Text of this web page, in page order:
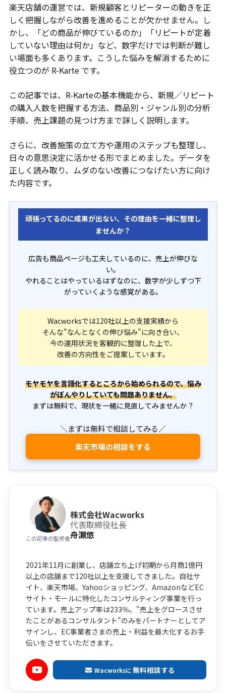
楽天店舗の運営では、新規顧客とリピーターの動きを正
しく把握しながら改善を進めることが欠かせません。し
かし、「どの商品が伸びているのか」「リピートが定着
していない理由は何か」など、数字だけでは判断が難し
い場面も多くあります。こうした悩みを解消するために
役立つのが R-Karte です。
この記事では、R-Karteの基本機能から、新規／リピート
の購入人数を把握する方法、商品別・ジャンル別の分析
手順、売上課題の見つけ方まで詳しく説明します。
さらに、改善施策の立て方や運用のステップも整理し、
日々の意思決定に活かせる形でまとめました。データを
正しく読み取り、ムダのない改善につなげたい方に向け
た内容です。
頑張ってるのに成果が出ない、その理由を一緒に整理し
ませんか？
広告も商品ページも工夫しているのに、売上が伸びな
い。
やれることはやっているはずなのに、数字が少しずつ下
がっていくような感覚がある。
Wacworksでは120社以上の支援実績から
そんな"なんとなくの伸び悩み"に向き合い、
今の運用状況を客観的に整理した上で、
改善の方向性をご提案しています。
モヤモヤを言語化するところから始められるので、悩み
がぼんやりしていても問題ありません。
まずは無料で、現状を一緒に見直してみませんか？
＼まずは無料で相談してみる／
楽天市場の相談をする
この記事の監修者
株式会社Wacworks
代表取締役社長
舟瀬悠
2021年11月に創業し、店舗立ち上げ初期から月商1億円
以上の店舗まで120社以上を支援してきました。自社サ
イト、楽天市場、Yahooショッピング、AmazonなどEC
サイト・モールに特化したコンサルティング事業を行っ
ています。売上アップ率は233％。"売上をグロースさせ
たことがあるコンサルタント"のみをパートナーとしてア
サインし、EC事業者さまの売上・利益を最大化するお手
伝いをさせていただきます。
Wacworksに無料相談する